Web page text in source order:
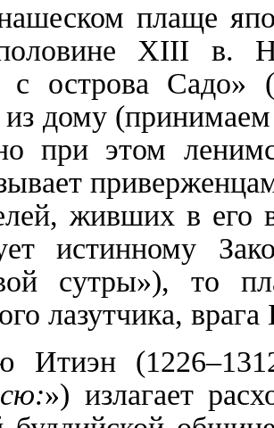
плаще
XIII в.
с острова Садо»
дому
при этом
живших в его
истинному
сутры»), то
лазутчика,
Итиэн
») излагает